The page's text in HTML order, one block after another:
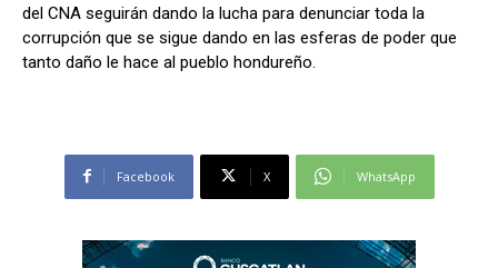
Síganos
Síganos
del CNA seguirán dando la lucha para denunciar toda la
corrupción que se sigue dando en las esferas de poder que
tanto daño le hace al pueblo hondureño.
Facebook X WhatsApp